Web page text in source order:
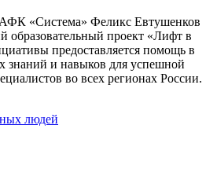
«Система» Феликс Евтушенков
образовательный проект «Лифт в
предоставляется помощь в
знаний и навыков для успешной
во всех регионах России.
людей